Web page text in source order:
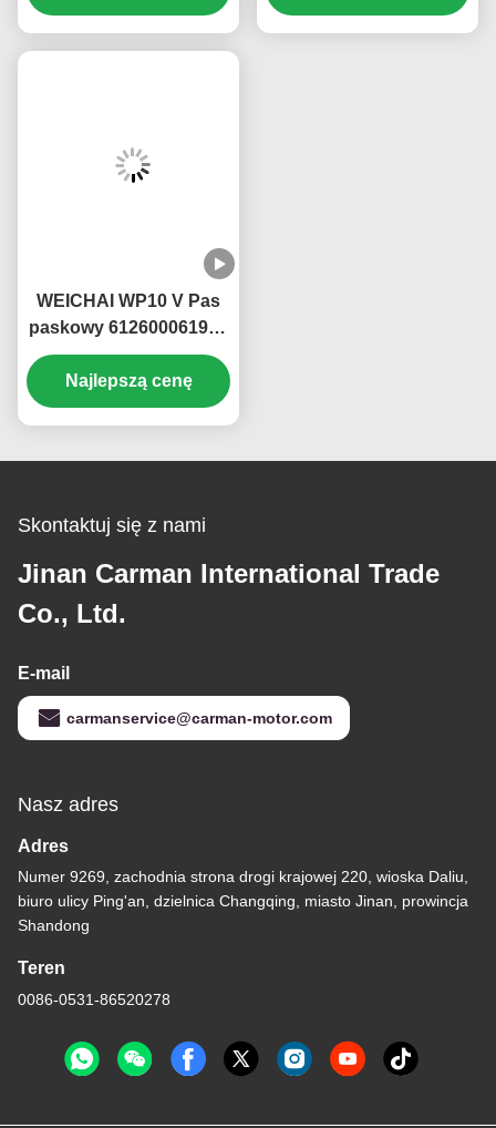
S00046485+01
montażu Wysoka
WEICHAI WP10 V Pas
paskowy 612600061995
612600061361
10PK1068
Najlepszą cenę
Skontaktuj się z nami
Jinan Carman International Trade
Co., Ltd.
E-mail
carmanservice@carman-motor.com
Nasz adres
Adres
Numer 9269, zachodnia strona drogi krajowej 220, wioska Daliu,
biuro ulicy Ping'an, dzielnica Changqing, miasto Jinan, prowincja
Shandong
Teren
0086-0531-86520278